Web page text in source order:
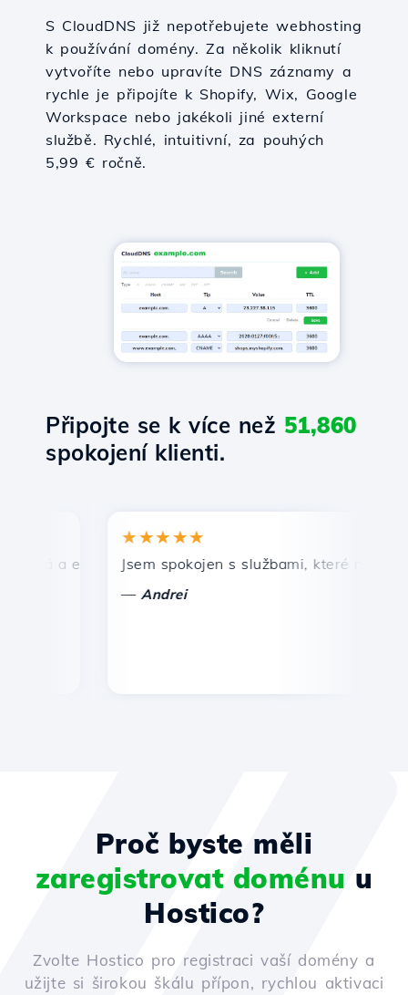
S CloudDNS již nepotřebujete webhosting
k používání domény. Za několik kliknutí
vytvoříte nebo upravíte DNS záznamy a
rychle je připojíte k Shopify, Wix, Google
Workspace nebo jakékoli jiné externí
službě. Rychlé, intuitivní, za pouhých
5,99 € ročně.
Připojte se k více než 51,860
spokojení klienti.
a efektivní technická podpora.
★★★★★
Jsem spokojen s službami, které nabízí
Andrei
Proč byste měli
zaregistrovat doménu u
Hostico?
Zvolte Hostico pro registraci vaší domény a
užijte si širokou škálu přípon, rychlou aktivaci